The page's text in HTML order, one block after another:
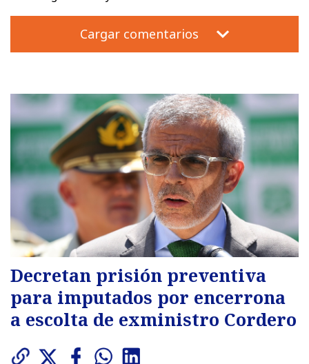
Cargar comentarios
Decretan prisión preventiva
para imputados por encerrona
a escolta de exministro Cordero